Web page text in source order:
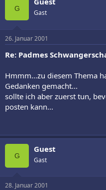
G Gast
26. Januar 2001
Re: Padmes
Hmmm...zu diesem Thema
Gedanken gemacht...
sollte ich aber zuerst tun,
posten kann...
G
Guest
Gast
28. Januar 2001